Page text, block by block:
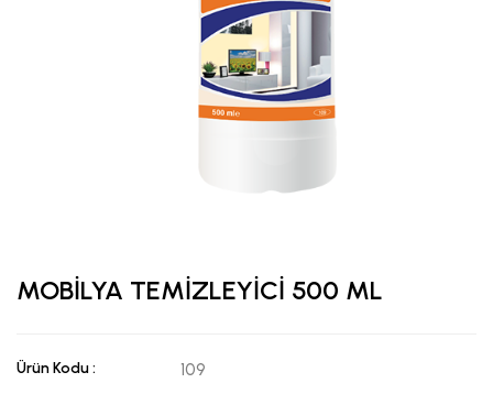
MOBİLYA TEMİZLEYİCİ 500 ML
Ürün Kodu : 109